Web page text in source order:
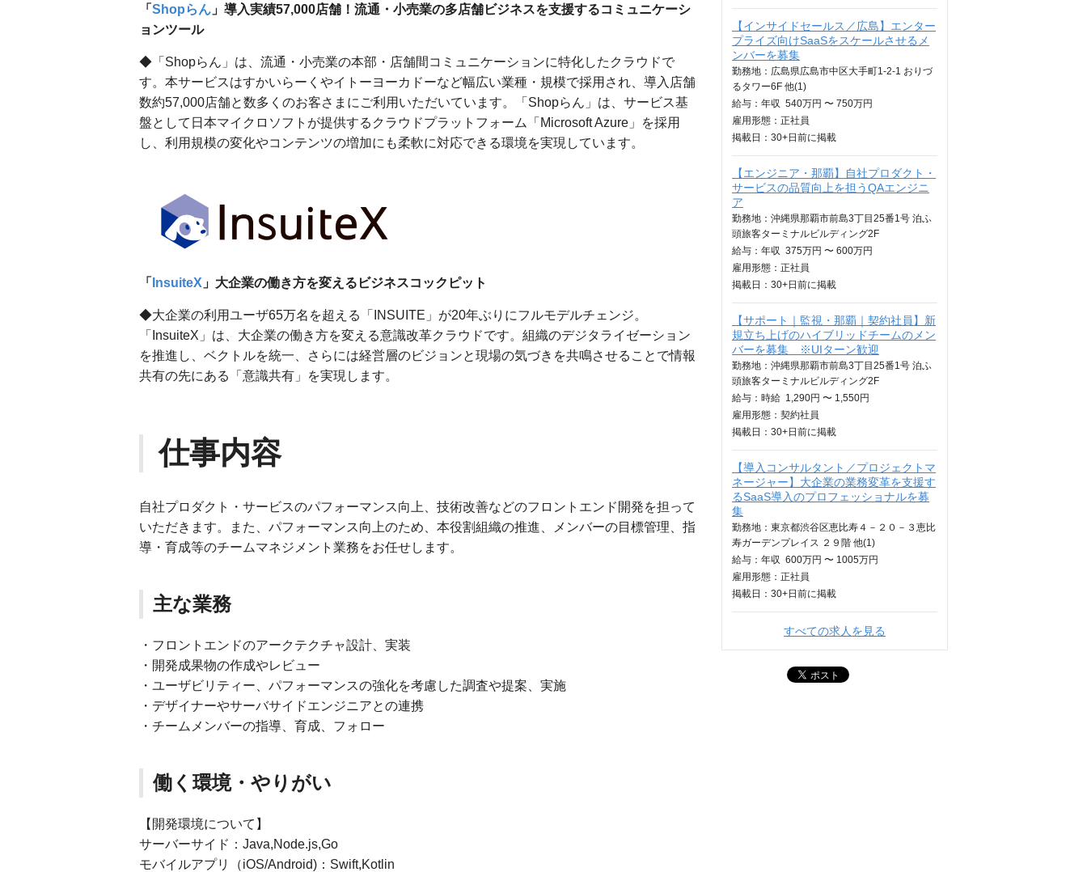
「 Shopらん 」導入実績57,000店舗！流通・小売業の多店舗ビジネスを支援するコミュニケーシ
ョンツール
◆「Shopらん」は、流通・小売業の本部・店舗間コミュニケーションに特化したクラウドで
す。本サービスはすかいらーくやイトーヨーカドーなど幅広い業種・規模で採用され、導入店舗
数約57,000店舗と数多くのお客さまにご利用いただいています。「Shopらん」は、サービス基
盤として日本マイクロソフトが提供するクラウドプラットフォーム「Microsoft Azure」を採用
し、利用規模の変化やコンテンツの増加にも柔軟に対応できる環境を実現しています。
「 InsuiteX 」大企業の働き方を変えるビジネスコックピット
◆大企業の利用ユーザ65万名を超える「INSUITE」が20年ぶりにフルモデルチェンジ。
「InsuiteX」は、大企業の働き方を変える意識改革クラウドです。組織のデジタライゼーション
を推進し、ベクトルを統一、さらには経営層のビジョンと現場の気づきを共鳴させることで情報
共有の先にある「意識共有」を実現します。
仕事内容
自社プロダクト・サービスのパフォーマンス向上、技術改善などのフロントエンド開発を担って
いただきます。また、パフォーマンス向上のため、本役割組織の推進、メンバーの目標管理、指
導・育成等のチームマネジメント業務をお任せします。
主な業務
・フロントエンドのアークテクチャ設計、実装
・開発成果物の作成やレビュー
・ユーザビリティー、パフォーマンスの強化を考慮した調査や提案、実施
・デザイナーやサーバサイドエンジニアとの連携
・チームメンバーの指導、育成、フォロー
働く環境・やりがい
【開発環境について】
サーバーサイド：Java,Node.js,Go
モバイルアプリ（iOS/Android)：Swift,Kotlin
【インサイドセールス／広島】エンター
プライズ向けSaaSをスケールさせるメ
ンバーを募集
勤務地：広島県広島市中区大手町1-2-1 おりづ
るタワー6F 他(1)
給与： 年収 540万円 〜 750万円
雇用形態：正社員
掲載日： 30+日 前に掲載
【エンジニア・那覇】自社プロダクト・
サービスの品質向上を担うQAエンジニ
ア
勤務地：沖縄県那覇市前島3丁目25番1号 泊ふ
頭旅客ターミナルビルディング2F
給与： 年収 375万円 〜 600万円
雇用形態：正社員
掲載日： 30+日 前に掲載
【サポート｜監視・那覇｜契約社員】新
規立ち上げのハイブリッドチームのメン
バーを募集 ※UIターン歓迎
勤務地：沖縄県那覇市前島3丁目25番1号 泊ふ
頭旅客ターミナルビルディング2F
給与： 時給 1,290円 〜 1,550円
雇用形態：契約社員
掲載日： 30+日 前に掲載
【導入コンサルタント／プロジェクトマ
ネージャー】大企業の業務変革を支援す
るSaaS導入のプロフェッショナルを募
集
勤務地：東京都渋谷区恵比寿４－２０－３恵比
寿ガーデンプレイス ２９階 他(1)
給与： 年収 600万円 〜 1005万円
雇用形態：正社員
掲載日： 30+日 前に掲載
すべての求人を見る